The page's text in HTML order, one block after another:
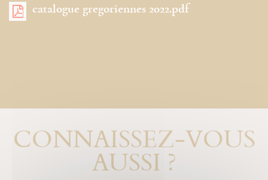
catalogue gregoriennes 2022.pdf
CONNAISSEZ-VOUS
AUSSI ?